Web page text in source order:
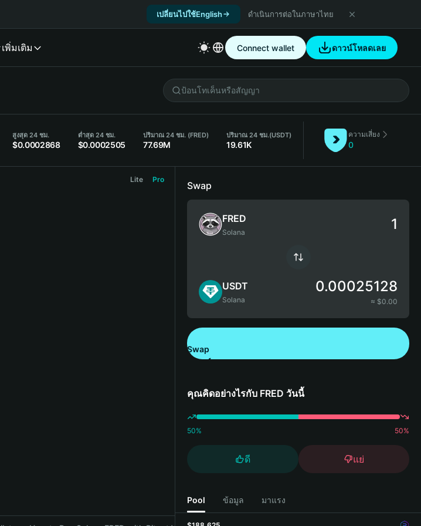
เปลี่ยนไปใช้English ดำเนินการต่อในภาษาไทย
เพิ่มเติม Connect wallet ดาวน์โหลดเลย
สูงสุด 24 ชม.
$0.0002868
ต่ำสุด 24 ชม.
$0.0002505
ปริมาณ 24 ชม. (FRED)
77.69M
ปริมาณ 24 ชม.(USDT)
19.61K
ความเสี่ยง
0
Lite Pro
Swap
FRED
Solana
USDT
Solana
0.00025128
≈ $0.00
Swap
คุณคิดอย่างไรกับ FRED วันนี้
50% 50%
ดี แย่
Pool ข้อมูล มาแรง